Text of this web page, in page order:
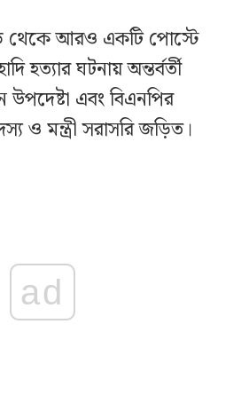
থেকে আরও একটি পোস্টে
হত্যার ঘটনায় অন্তর্বর্তী
এবং বিএনপির
ও মন্ত্রী সরাসরি জড়িত।
ad